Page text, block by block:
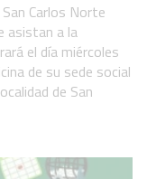
Carlos Norte
asistan a la
el día miércoles
de su sede social
de San